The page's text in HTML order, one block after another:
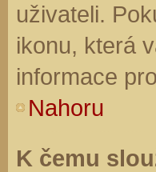
uživateli.
ikonu, která
informace
Nahoru
K čemu